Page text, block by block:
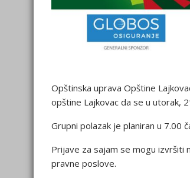
Opštinska uprava Opštine
opštine Lajkovac da se u utorak,
Grupni polazak je planiran u 7.00
Prijave za sajam se mogu
pravne poslove.